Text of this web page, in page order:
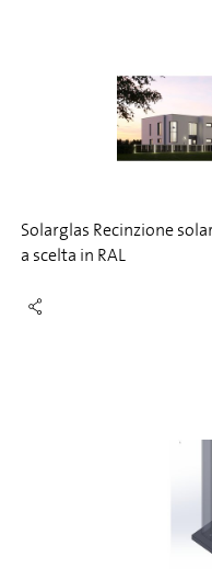
Solarglas Recinzione
a scelta in RAL